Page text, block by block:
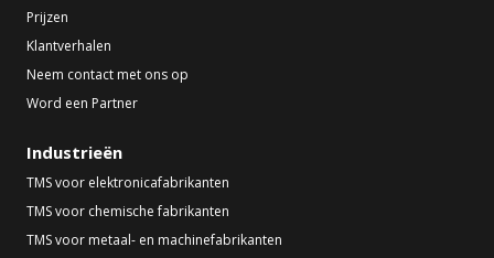
Prijzen
Klantverhalen
Neem contact met ons op
Word een Partner
Industrieën
TMS voor elektronicafabrikanten
TMS voor chemische fabrikanten
TMS voor metaal- en machinefabrikanten